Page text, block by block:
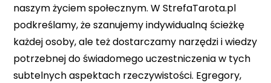
naszym życiem społecznym. W StrefaTarota.pl
podkreślamy, że szanujemy indywidualną ścieżkę
każdej osoby, ale też dostarczamy narzędzi i wiedzy
potrzebnej do świadomego uczestniczenia w tych
subtelnych aspektach rzeczywistości. Egregory,